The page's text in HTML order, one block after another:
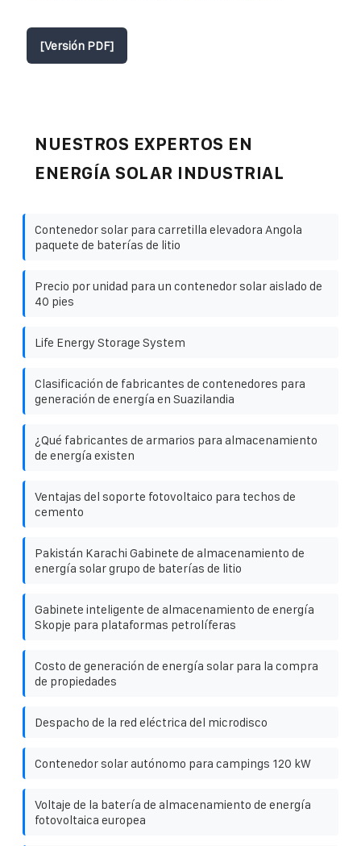
[Versión PDF]
NUESTROS EXPERTOS EN
ENERGÍA SOLAR INDUSTRIAL
Contenedor solar para carretilla elevadora Angola
paquete de baterías de litio
Precio por unidad para un contenedor solar aislado de
40 pies
Life Energy Storage System
Clasificación de fabricantes de contenedores para
generación de energía en Suazilandia
¿Qué fabricantes de armarios para almacenamiento
de energía existen
Ventajas del soporte fotovoltaico para techos de
cemento
Pakistán Karachi Gabinete de almacenamiento de
energía solar grupo de baterías de litio
Gabinete inteligente de almacenamiento de energía
Skopje para plataformas petrolíferas
Costo de generación de energía solar para la compra
de propiedades
Despacho de la red eléctrica del microdisco
Contenedor solar autónomo para campings 120 kW
Voltaje de la batería de almacenamiento de energía
fotovoltaica europea